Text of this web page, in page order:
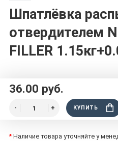
Шпатлёвка
отвердителем
FILLER
36.00 руб.
КУПИТЬ
* Наличие товара уточняйте у